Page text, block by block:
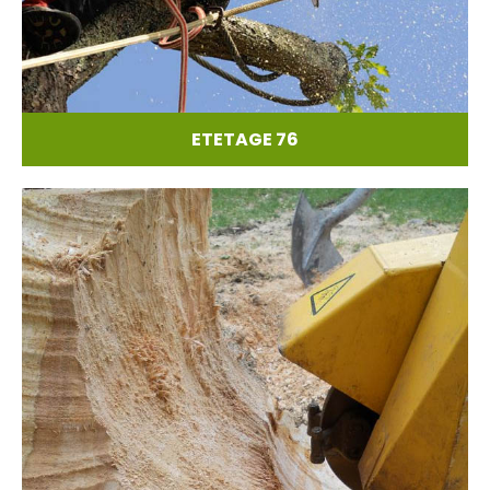
ETETAGE 76